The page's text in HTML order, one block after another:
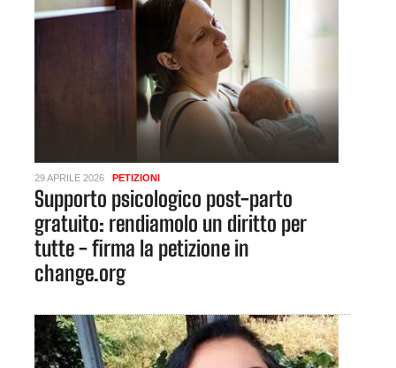
29 APRILE 2026 PETIZIONI
Supporto psicologico post-parto
gratuito: rendiamolo un diritto per
tutte - firma la petizione in
change.org